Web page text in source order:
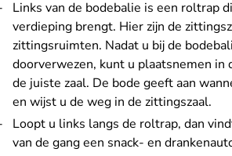
Links van de bodebalie is een roltrap
verdieping brengt. Hier zijn de
zittingsruimten. Nadat u bij de
doorverwezen, kunt u plaatsnemen in
de juiste zaal. De bode geeft aan
en wijst u de weg in de zittingszaal.
Loopt u links langs de roltrap, dan
van de gang een snack- en